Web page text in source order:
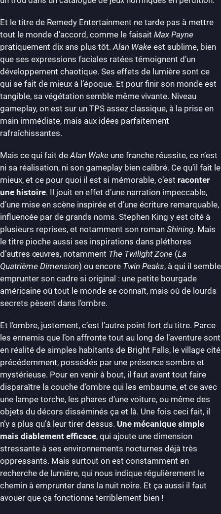
Et le titre de Remedy Entertainment ne tarde pas à mettre
tout le monde d’accord, comme le faisait Max Payne
pratiquement dix ans plus tôt. Alan Wake est sublime, bien
que ses expressions faciales ratées témoignent d’un
développement chaotique. Ses effets de lumière sont ce
qui se fait de mieux à l’époque. Et pour finir son monde est
tangible, sa végétation semble même vivante. Niveau
gameplay, on est sur un TPS assez classique, à la prise en
main immédiate, mais aux idées parfaitement
rafraîchissantes.
Mais ce qui fait de Alan Wake une franche réussite, ce n’est
ni sa réalisation, ni son gameplay bien calibré. Ce qu’il fait le
mieux, et ce pour quoi il est si mémorable, c’est raconter
une histoire. Il jouit en effet d’une narration impeccable,
d’une mise en scène inspirée et d’une écriture remarquable,
influencée par de grands noms. Stephen King y est cité à
plusieurs reprises, et notamment son roman Shining. Mais
le titre pioche aussi ses inspirations dans pléthores
d’autres œuvres, notamment The Twilight Zone (La
Quatrième Dimension) ou encore Twin Peaks, à qui il semble
emprunter son cadre si original : une petite bourgade
américaine où tout le monde se connaît, mais où de lourds
secrets pèsent dans l’ombre.
Et l’ombre, justement, c’est l’autre point fort du titre. Parce
les ennemis que l’on affronte tout au long de l’aventure sont
en réalité de simples habitants de Bright Falls, le village cité
précédemment, possédés par une présence sombre et
mystérieuse. Pour en venir à bout, il faut avant tout faire
disparaître la couche d’ombre qui les embaume, et ce avec
une lampe torche, les phares d’une voiture, ou même des
objets du décors disséminés ça et là. Une fois ceci fait, il
n’y a plus qu’à leur tirer dessus. Une mécanique simple
mais diablement efficace, qui ajoute une dimension
stressante à ses environnements nocturnes déjà très
oppressants. Mais surtout on est constamment en
recherche de lumière, qui nous indique régulièrement le
chemin à emprunter dans la nuit noire. Et ça aussi il faut
avouer que ça fonctionne terriblement bien !